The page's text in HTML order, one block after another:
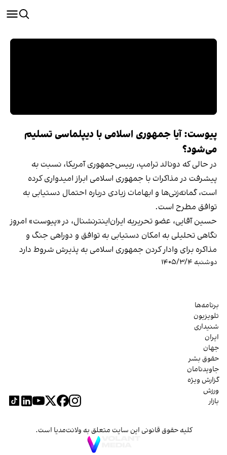
پیوست: آیا جمهوری اسلامی با دیپلماسی تسلیم
می‌شود؟
در حالی که دونالد ترامپ، رییس‌جمهوری آمریکا، نسبت به
پیشرفت در مذاکرات با جمهوری اسلامی ابراز امیدواری کرده
است، گمانه‌زنی‌ها و ابهامات زیادی درباره احتمال دستیابی به
توافق مطرح است.
حسین آقایی، عضو تحریریه ایران‌اینترنشنال، در «پیوست» امروز
نگاهی تحلیلی به امکان دستیابی به توافق و دوراهی جنگ و
مذاکره برای وادار کردن جمهوری اسلامی به پذیرش شروط دارد
دوشنبه ۱۴۰۵/۳/۴
برنامه‌ها
تلویزیون
شنیداری
ایران
جهان
حقوق بشر
جاویدنامان
گزارش ویژه
ورزش
بازار
کلیه حقوق قانونی این سایت متعلق به ولانت‌مدیا است.